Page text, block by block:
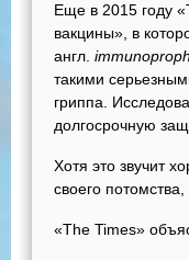
Еще в 2015 году
вакцины», в
англ.
такими
гриппа.
долгосрочную
Хотя это звучит
своего
«The Times»